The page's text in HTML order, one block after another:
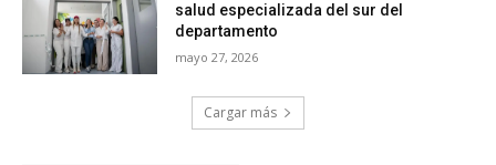
salud especializada del sur del
departamento
mayo 27, 2026
Cargar más